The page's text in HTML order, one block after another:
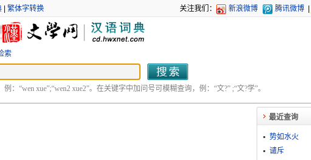
| 繁体字转换 关注我们： 新浪微博 腾讯微博
索
：“wen xue”;“wen2 xue2”。在关键字中加问号可模糊查询，例：“文?” ;“文?学”。
最近查询
势如水火
谴斥